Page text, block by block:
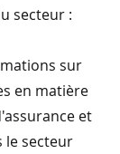
secteur :
sur
en matière
et
le secteur